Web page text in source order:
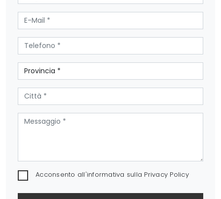
Acconsento all'informativa sulla Privacy Policy